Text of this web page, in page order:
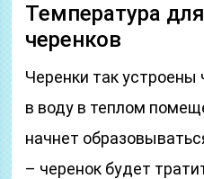
Температура
черенков
Черенки так устроены
в воду в теплом
начнет
– черенок будет